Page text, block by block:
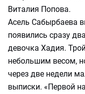
Виталия Попова.
Асель Сабырбаева
появились сразу
девочка Хадия.
небольшим весом,
через две недели
выписки. «Первой